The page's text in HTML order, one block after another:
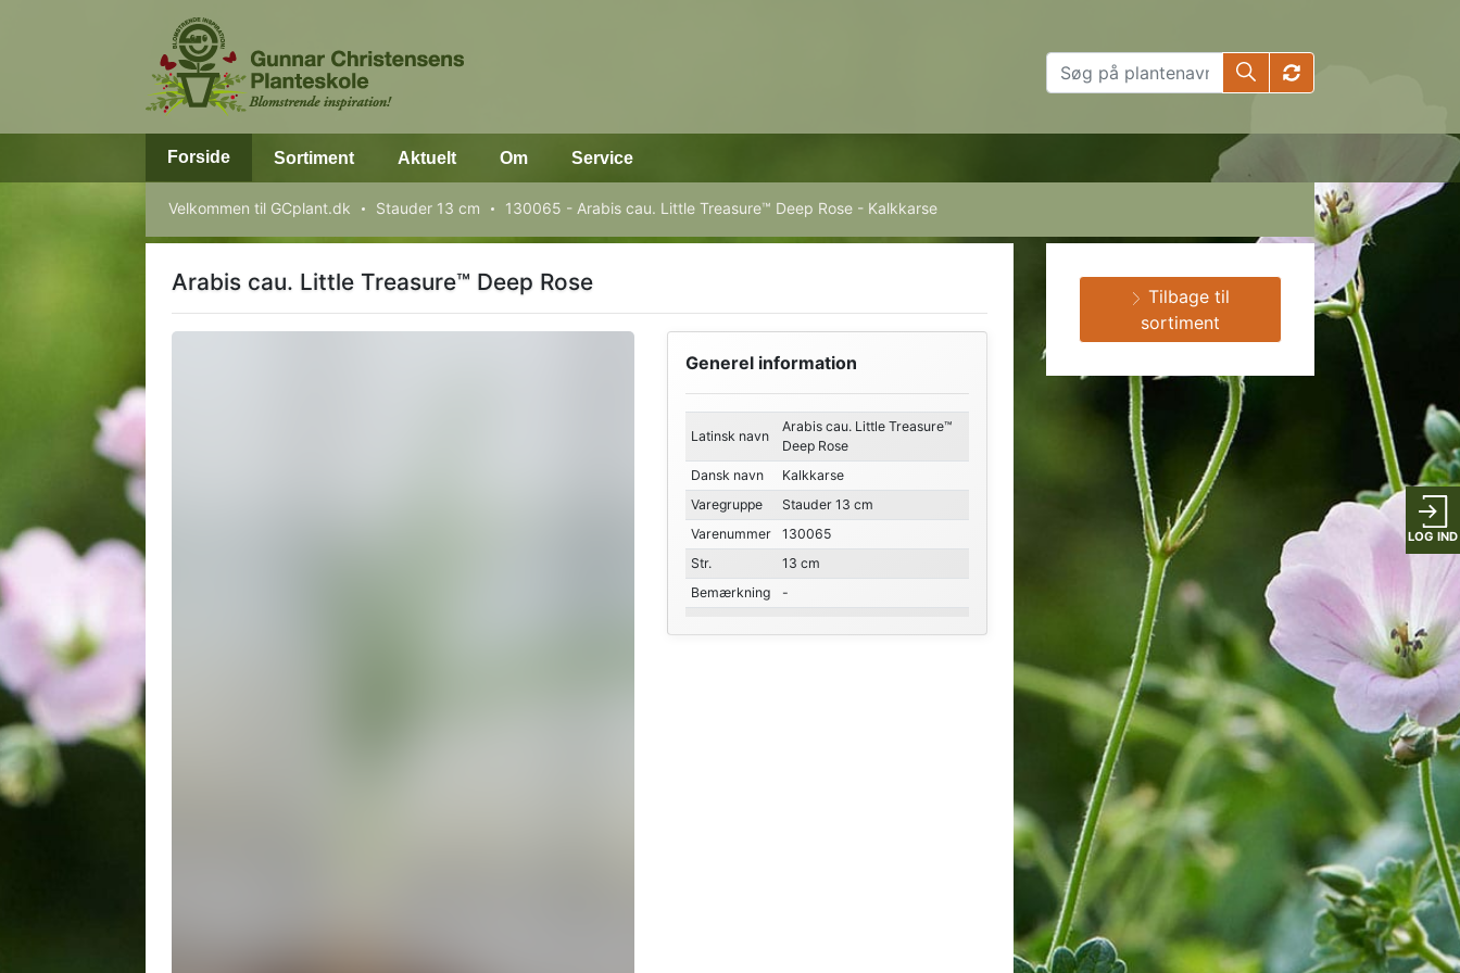
LOG IND
Forside Sortiment Aktuelt Om Service
Velkommen til GCplant.dk Stauder 13 cm 130065 - Arabis cau. Little Treasure™ Deep Rose - Kalkkarse
Arabis cau. Little Treasure™ Deep Rose
Generel information
Latinsk navn
Arabis cau. Little Treasure™
Deep Rose
Dansk navn
Kalkkarse
Varegruppe
Stauder 13 cm
Varenummer
130065
Str.
13 cm
Bemærkning
-
Tilbage til
sortiment